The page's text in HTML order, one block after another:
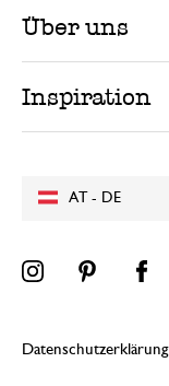
AT - DE
Über uns
Inspiration
Datenschutzerklärung